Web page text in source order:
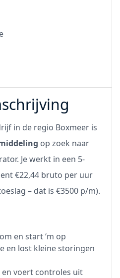
in de regio Boxmeer is
op zoek naar
Je werkt in een 5-
€22,44 bruto per uur
– dat is €3500 p/m).
en start ‘m op
en lost kleine storingen
en voert controles uit